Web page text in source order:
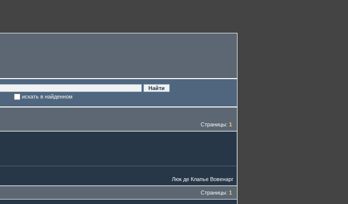
искать в найденном
Страницы: 1
Люк де Клапье Вовенарг
Страницы: 1